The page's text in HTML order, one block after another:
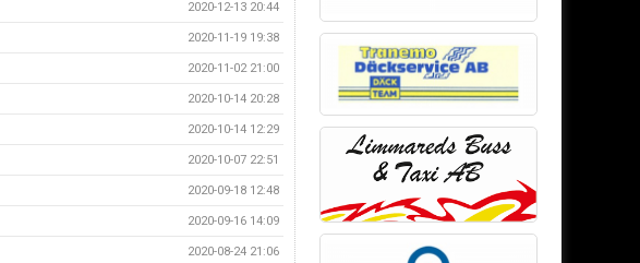
2020-12-13 20:44
2020-11-19 19:38
2020-11-02 21:00
2020-10-14 20:28
2020-10-14 12:29
2020-10-07 22:51
2020-09-18 12:48
2020-09-16 14:09
2020-08-24 21:06